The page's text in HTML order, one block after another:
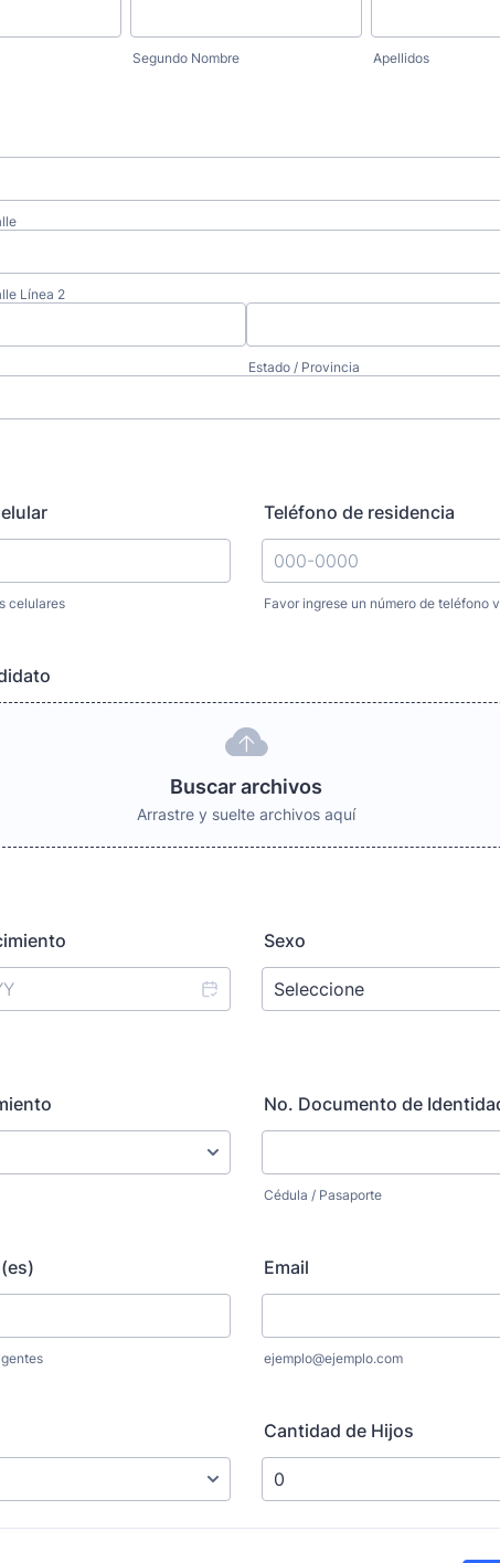
Segundo Nombre Apellidos
Línea 2
Estado / Provincia
celulares
Teléfono de residencia
Favor ingrese un número de teléfono
Buscar archivos
Arrastre y suelte archivos aquí
Sexo
No. Documento de
Cédula / Pasaporte
Email
ejemplo@ejemplo.com
Cantidad de Hijos